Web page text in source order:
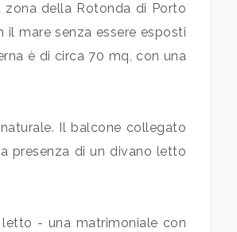
della Rotonda di Porto
mare senza essere esposti
è di circa 70 mq, con una
Il balcone collegato
presenza di un divano letto
- una matrimoniale con